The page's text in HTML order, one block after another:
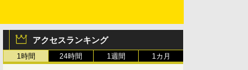
アクセスランキング
1時間 24時間 1週間 1カ月